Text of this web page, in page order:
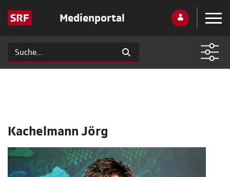
Medienportal
Kachelmann Jörg